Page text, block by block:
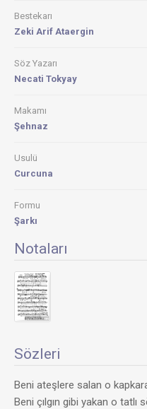
Bestekarı
Zeki Arif Ataergin
Söz Yazarı
Necati Tokyay
Makamı
Şehnaz
Usulü
Curcuna
Formu
Şarkı
Notaları
Sözleri
Beni ateşlere salan o
Beni çılgın gibi yakan o tatlı